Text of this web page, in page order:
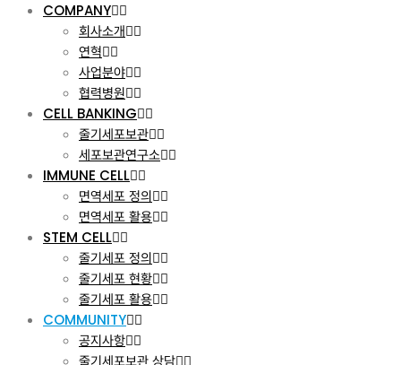
COMPANY
회사소개
연혁
사업분야
협력병원
CELL BANKING
줄기세포보관
세포보관연구소
IMMUNE CELL
면역세포 정의
면역세포 활용
STEM CELL
줄기세포 정의
줄기세포 현황
줄기세포 활용
COMMUNITY
공지사항
줄기세포보관 상담